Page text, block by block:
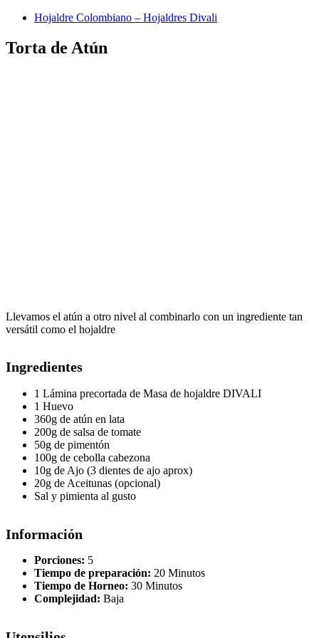
Hojaldre Colombiano – Hojaldres Divali
Torta de Atún
Llevamos el atún a otro nivel al combinarlo con un ingrediente tan
versátil como el hojaldre
Ingredientes
1 Lámina precortada de Masa de hojaldre DIVALI
1 Huevo
360g de atún en lata
200g de salsa de tomate
50g de pimentón
100g de cebolla cabezona
10g de Ajo (3 dientes de ajo aprox)
20g de Aceitunas (opcional)
Sal y pimienta al gusto
Información
Porciones: 5
Tiempo de preparación: 20 Minutos
Tiempo de Horneo: 30 Minutos
Complejidad: Baja